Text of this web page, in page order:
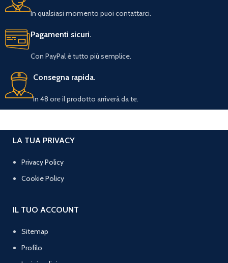
In qualsiasi momento puoi contattarci.
Pagamenti sicuri.
Con PayPal è tutto più semplice.
Consegna rapida.
In 48 ore il prodotto arriverà da te.
LA TUA PRIVACY
Privacy Policy
Cookie Policy
IL TUO ACCOUNT
Sitemap
Profilo